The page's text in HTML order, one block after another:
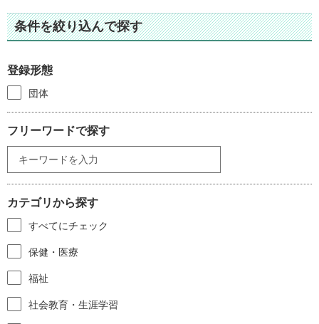
条件を絞り込んで探す
登録形態
団体
フリーワードで探す
カテゴリから探す
すべてにチェック
保健・医療
福祉
社会教育・生涯学習